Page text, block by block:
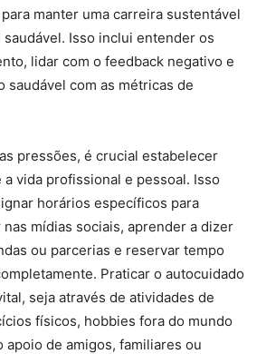
manter uma carreira sustentável
saudável. Isso inclui entender os
lidar com o feedback negativo e
saudável com as métricas de
pressões, é crucial estabelecer
vida profissional e pessoal. Isso
horários específicos para
mídias sociais, aprender a dizer
ou parcerias e reservar tempo
Praticar o autocuidado
seja através de atividades de
físicos, hobbies fora do mundo
apoio de amigos, familiares ou